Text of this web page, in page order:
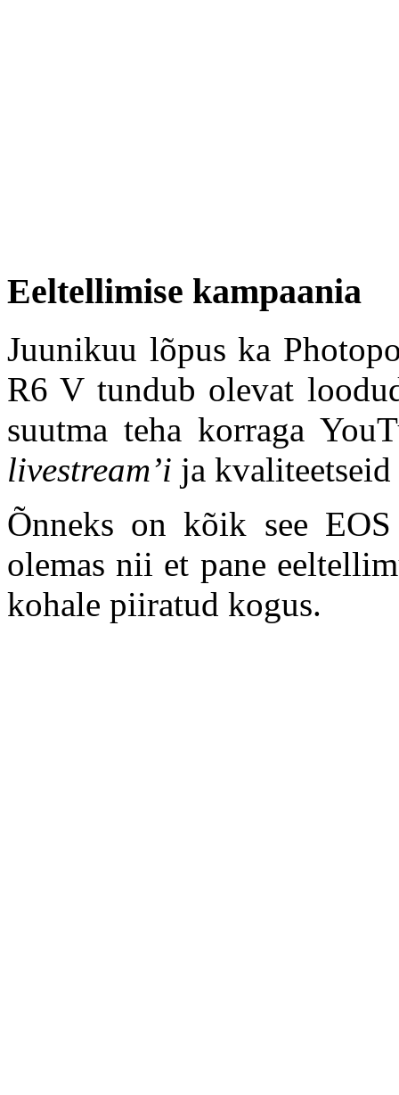
Eeltellimise kampaania
Juunikuu lõpus ka
R6 V tundub olevat
suutma teha korraga
livestream’i ja
Õnneks on kõik see
olemas nii et pane
kohale piiratud kogus.